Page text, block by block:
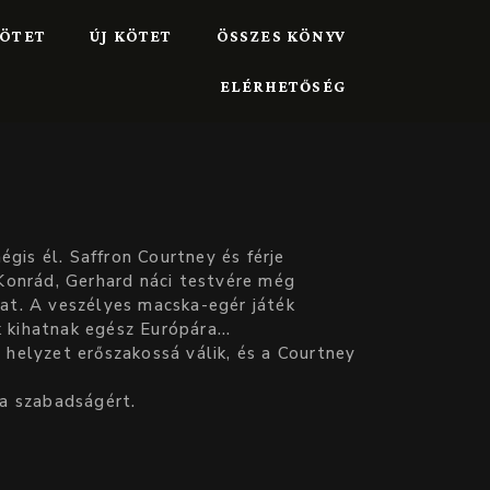
ÚJ KÖTET ÖSSZES KÖNYV
ELÉRHETŐSÉG
él. Saffron Courtney és férje
Gerhard náci testvére még
A veszélyes macska-egér játék
egész Európára…
erőszakossá válik, és a Courtney
szabadságért.